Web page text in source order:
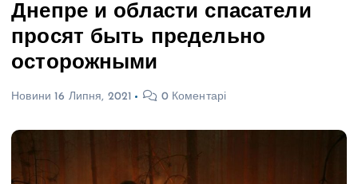
Днепре и области спасатели
просят быть предельно
осторожными
Новини 16 Липня, 2021 0 Коментарі